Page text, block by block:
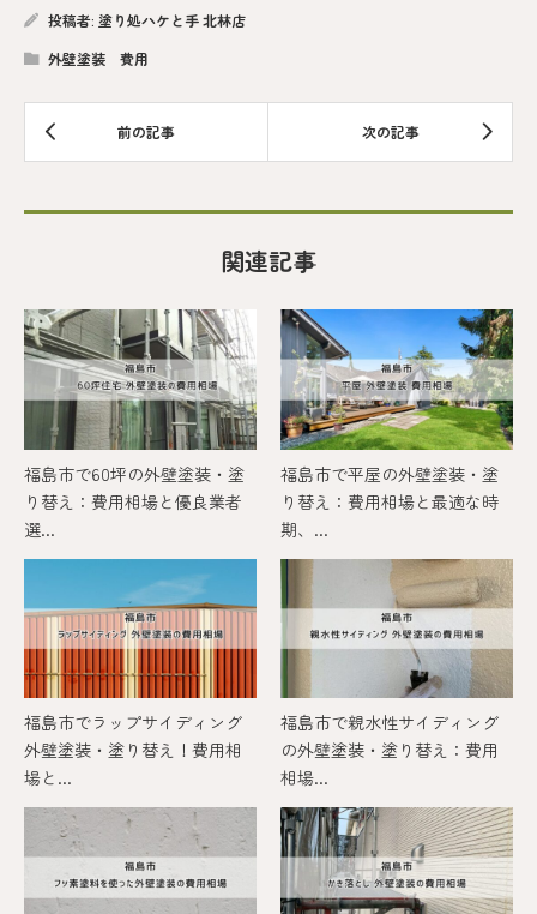
投稿者: 塗り処ハケと手 北林店
外壁塗装 費用
関連記事
福島市で60坪の外壁塗装・塗
り替え：費用相場と優良業者
選...
福島市で平屋の外壁塗装・塗
り替え：費用相場と最適な時
期、...
福島市でラップサイディング
外壁塗装・塗り替え！費用相
場と...
福島市で親水性サイディング
の外壁塗装・塗り替え：費用
相場...